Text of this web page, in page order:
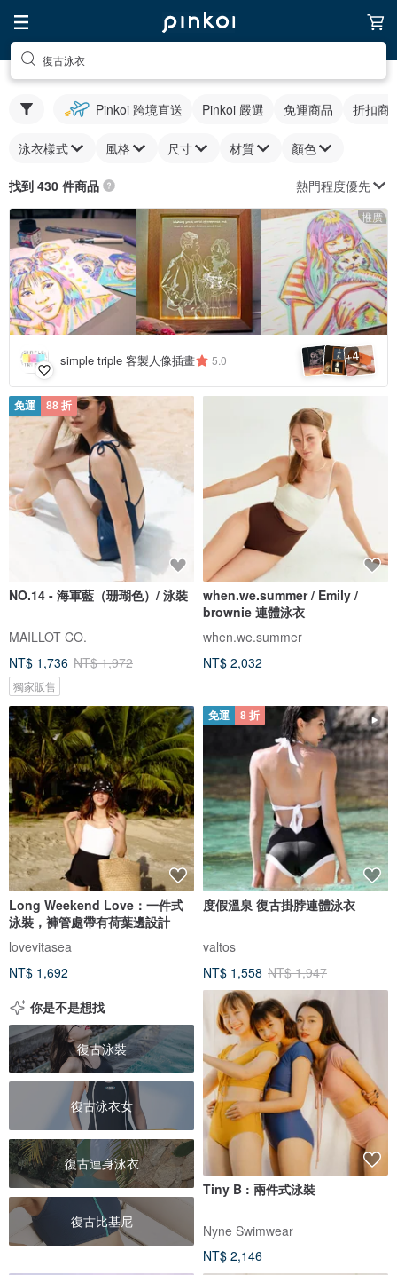
復古泳衣
Pinkoi 跨境直送 Pinkoi 嚴選 免運商品 折扣商
泳衣樣式 風格 尺寸 材質 顏色
找到 430 件商品 熱門程度優先
推廣
simple triple 客製人像插畫 5.0 +4
免運 88 折
NO.14 - 海軍藍（珊瑚色）/ 泳裝
MAILLOT CO.
NT$ 1,736 NT$ 1,972
獨家販售
when.we.summer / Emily /
brownie 連體泳衣
when.we.summer
NT$ 2,032
Long Weekend Love：一件式
泳裝，褲管處帶有荷葉邊設計
lovevitasea
NT$ 1,692
免運 8 折
度假溫泉 復古掛脖連體泳衣
valtos
NT$ 1,558 NT$ 1,947
你是不是想找
復古泳裝
復古泳衣女
復古連身泳衣
復古比基尼
Tiny B : 兩件式泳裝
Nyne Swimwear
NT$ 2,146